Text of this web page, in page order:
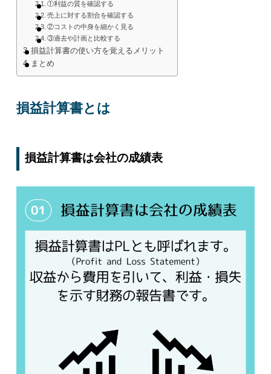
①利益の質を確認する
売上に対する割合を確認する
②コストの中身を細かく見る
③過去や計画と比較する
損益計算書の使い方を覚えるメリット
まとめ
損益計算書とは
損益計算書は会社の成績表